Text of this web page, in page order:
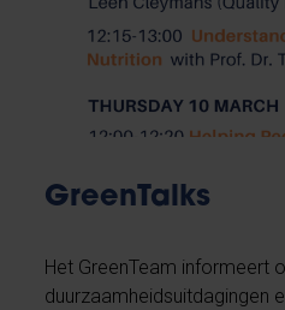
GreenTalks
Het GreenTeam informeert
duurzaamheidsuitdagingen